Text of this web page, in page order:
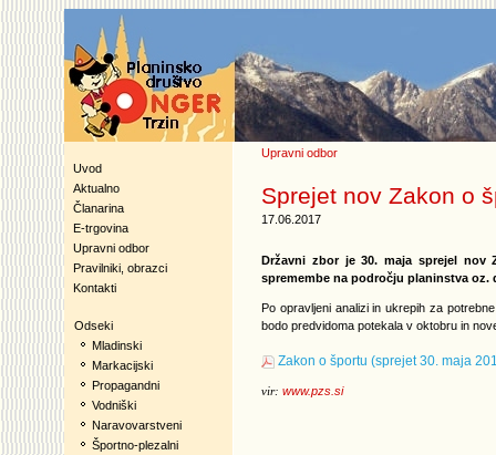
Uvod
Aktualno
Članarina
E-trgovina
Upravni odbor
Pravilniki, obrazci
Kontakti
Odseki
Mladinski
Markacijski
Propagandni
Vodniški
Naravovarstveni
Športno-plezalni
Upravni odbor
Sprejet nov Zakon o
17.06.2017
Državni zbor je 30. maja sprejel nov
spremembe na področju planinstva oz.
Po opravljeni analizi in ukrepih za
bodo predvidoma potekala v oktobru in
Zakon o športu (sprejet 30. maja
vir: www.pzs.si